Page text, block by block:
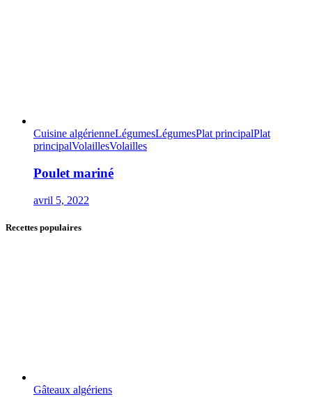
Cuisine algérienneLégumesLégumesPlat principalPlat
principalVolaillesVolailles
Poulet mariné
avril 5, 2022
Recettes populaires
Gâteaux algériens